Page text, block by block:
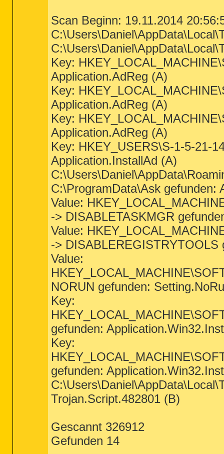
Scan Beginn: 19.11.2014
Key:
Application.AdReg (A)
Key:
Application.AdReg (A)
Key:
Application.AdReg (A)
Key: HKEY_USERS\S-1-5-21-
Application.InstallAd (A)
C:\ProgramData\Ask gefunden:
Value:
-> DISABLETASKMGR
Value:
-> DISABLEREGISTRYTOOLS
Value:
NORUN gefunden:
Key:
gefunden:
Key:
gefunden:
Trojan.Script.482801 (B)
Gescannt 326912
Gefunden 14